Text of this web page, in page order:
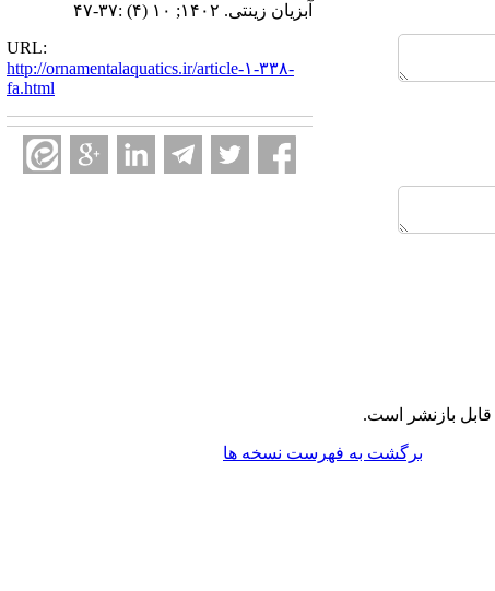
آبزیان زینتی. ۱۴۰۲; ۱۰ (۴) :۳۷-۴۷
URL:
http://ornamentalaquatics.ir/article-۱-۳۳۸-
fa.html
قابل بازنشر است.
برگشت به فهرست نسخه ها